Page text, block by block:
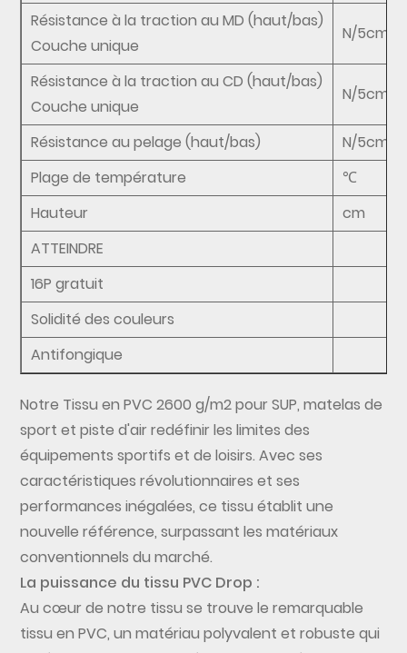
Résistance à la traction au MD (haut/bas)
Couche unique
N/5cm
Résistance à la traction au CD (haut/bas)
Couche unique
N/5cm
Résistance au pelage (haut/bas)
N/5cm
Plage de température
℃
Hauteur
cm
ATTEINDRE
16P gratuit
Solidité des couleurs
Antifongique
Notre Tissu en PVC 2600 g/m2 pour SUP, matelas de
sport et piste d'airredéfinir les limites des
équipements sportifs et de loisirs. Avec ses
caractéristiques révolutionnaires et ses
performances inégalées, ce tissu établit une
nouvelle référence, surpassant les matériaux
conventionnels du marché.
La puissance du tissu PVC Drop :
Au cœur de notre tissu se trouve le remarquable
tissu en PVC, un matériau polyvalent et robuste qui